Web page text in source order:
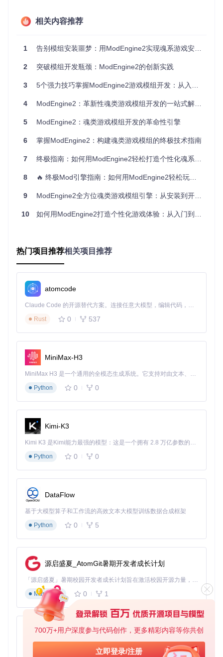
700万+用户深度参与代码创作，更多精彩内容等你共创
立即登录/注册
从零开始：ModEngine2环境搭建与基础配置
从官方发布页面下载最新版本的ModEngine2
称便于识别
编辑配置文件启用所需模组
如需从源码构建，可使用以下命令克隆仓库：
项目结构概览
ModEngine2的代码组织结构清晰，主要包含以下核心目录：
src/modengine/ext/：扩展插件核心代码目录，包含基础
include/modengine/：头文件目录，包含核心功能的声明
件
模块化功能配置：释放ModEngine2全部潜力
ModEngine2使用TOML格式的配置文件，相比传统INI格式更
加结构化。配置文件位于游戏根目录，包含模组列表、扩展设
mods = [
  { enabled =
true
  { enabled =
true, name = "动作模组" , path =
  { enabled =
false, name = "敌人随机化" , path =
扩展插件配置
扩展插件是ModEngine2的核心功能模块，位于
ne/ext/ 目录下，主要包括：
mod_loader：模组加载器，负责管理模组的加载与卸载
debug_menu：调试菜单，提供游戏运行时的调试功能
启用特定扩展的配置示例：
[extensions]
debug_menu
= true
scylla = true
开发实战：创建你的第一个魂类游戏模组
自定义扩展开发流程
在src/modengine/ext/目录下创建新的扩展目录
实现扩展类，继承自基础扩展接口
注册扩展到扩展管理器
配置扩展的启用参数
编译并测试扩展功能
调试技巧与工具
利用内置的调试菜单扩展（src/modengine/ext/debug_
相关内容推荐
1 告别模组安装噩梦：用ModEngine2实现魂系游戏安全定制
2 突破模组开发瓶颈：ModEngine2的创新实践
3 5个强力技巧掌握ModEngine2游戏模组开发：从入门到精通
4 ModEngine2：革新性魂类游戏模组开发的一站式解决方案
5 ModEngine2：魂类游戏模组开发的革命性引擎
6 掌握ModEngine2：构建魂类游戏模组的终极技术指南
7 终极指南：如何用ModEngine2轻松打造个性化魂系游戏体验 🎮
8 🔥 终极Mod引擎指南：如何用ModEngine2轻松玩转魂系游戏模组
9 ModEngine2全方位魂类游戏模组引擎：从安装到开发的深度解析
10 如何用ModEngine2打造个性化游戏体验：从入门到精通
热门项目推荐相关项目推荐
atomcode
Claude Code 的开源替代方案。连接任意大模型，编辑代码，运行命令，自动验证 — 全自动执行。用 Rust 构建，极致性能。 ｜ An open-source alternative to Claude Code. Connect any LLM, edit code, run commands, and verify changes — autonomously. Built in Rust for speed. Get Started
Rust
0 537
MiniMax-H3
MiniMax H3 是一个通用的全模态生成系统。它支持对由文本、图像、视频和音频组成的多模态上下文进行统一理解，并能生成分辨率高达 2K、时长可达 15 秒的带原生立体声音频的视频。得益于面向任务泛化的系统设计，H3 在预训练阶段就已具备广泛的多模态上下文理解与生成能力，能够出色地执行复杂的多模态指令。
Python
0 0
Kimi-K3
Kimi K3 是Kimi能力最强的模型：这是一个拥有 2.8 万亿参数的混合专家（MoE）模型，具备原生视觉理解能力，并支持 100 万 token 的上下文窗口。
Python
0 0
DataFlow
基于大模型算子和工作流的高效文本大模型训练数据合成框架
Python
0 5
源启盛夏_AtomGit暑期开发者成长计划
「源启盛夏」暑期校园开发者成长计划旨在激活校园开源力量，通过积分激励、认证扶持、资源倾斜等形式，引导高校组织和开发者完成「入驻 — 建项目 — 做贡献 — 获认证 — 得资源」的完整闭环。无论你是想带领社团入驻平台的组织者，还是希望用代码贡献证明自己的开发者，都能在这里找到属于你的成长路径。
Markdown
0 1
py-xiaozhi
基于Python的Xiaozhi AI，适用于想要完整Xiaozhi体验而无需拥有专用硬件的用户。